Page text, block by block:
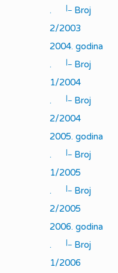
.
|_ Broj
2/2003
2004. godina
.
|_ Broj
1/2004
.
|_ Broj
2/2004
2005. godina
.
|_ Broj
1/2005
.
|_ Broj
2/2005
2006. godina
.
|_ Broj
1/2006